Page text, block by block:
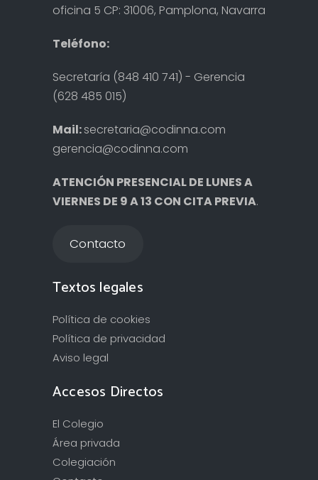
oficina 5 CP: 31006, Pamplona, Navarra
Teléfono:
Secretaría (848 410 741) - Gerencia
(628 485 015)
Mail:secretaria@codinna.com
gerencia@codinna.com
ATENCIÓN PRESENCIAL DE LUNES A
VIERNES DE 9 A 13 CON CITA PREVIA.
Contacto
Textos legales
Política de cookies
Política de privacidad
Aviso legal
Accesos Directos
El Colegio
Área privada
Colegiación